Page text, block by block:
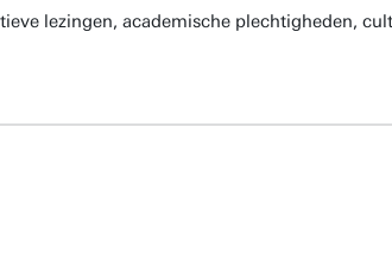
lezingen, academische plechtigheden,